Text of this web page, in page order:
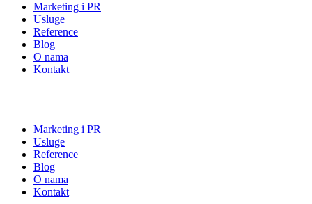
Marketing i PR
Usluge
Reference
Blog
O nama
Kontakt
Marketing i PR
Usluge
Reference
Blog
O nama
Kontakt